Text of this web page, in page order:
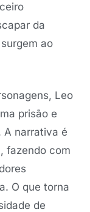
da
ao
Leo
prisão e
A narrativa é
fazendo com
O que torna
de